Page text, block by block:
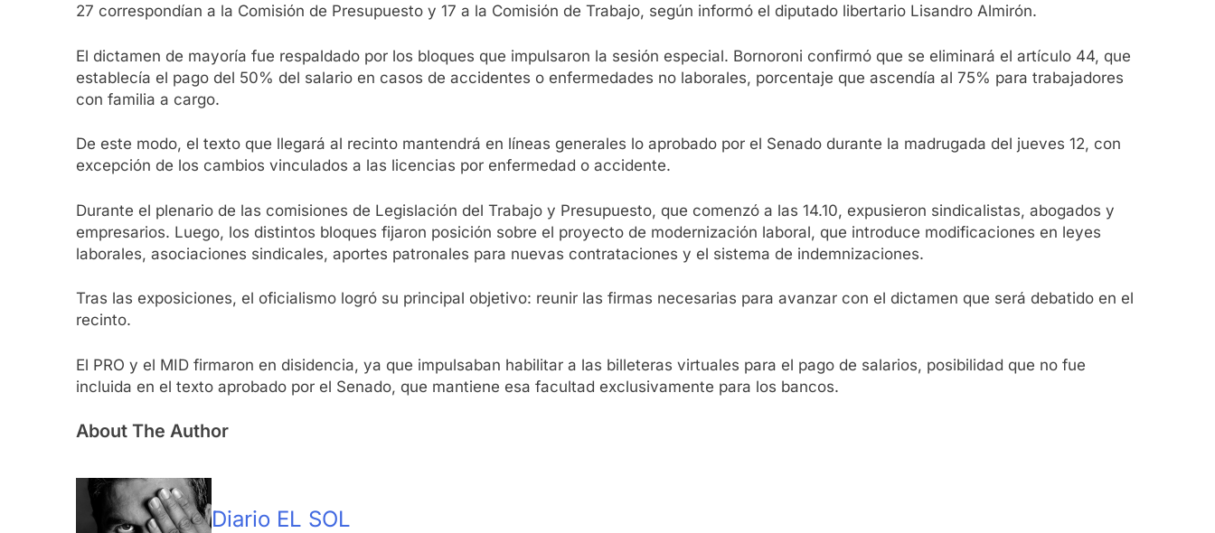
27 correspondían a la Comisión de Presupuesto y 17 a la Comisión de Trabajo, según informó el diputado libertario Lisandro Almirón.
El dictamen de mayoría fue respaldado por los bloques que impulsaron la sesión especial. Bornoroni confirmó que se eliminará el artículo 44, que
establecía el pago del 50% del salario en casos de accidentes o enfermedades no laborales, porcentaje que ascendía al 75% para trabajadores
con familia a cargo.
De este modo, el texto que llegará al recinto mantendrá en líneas generales lo aprobado por el Senado durante la madrugada del jueves 12, con
excepción de los cambios vinculados a las licencias por enfermedad o accidente.
Durante el plenario de las comisiones de Legislación del Trabajo y Presupuesto, que comenzó a las 14.10, expusieron sindicalistas, abogados y
empresarios. Luego, los distintos bloques fijaron posición sobre el proyecto de modernización laboral, que introduce modificaciones en leyes
laborales, asociaciones sindicales, aportes patronales para nuevas contrataciones y el sistema de indemnizaciones.
Tras las exposiciones, el oficialismo logró su principal objetivo: reunir las firmas necesarias para avanzar con el dictamen que será debatido en el
recinto.
El PRO y el MID firmaron en disidencia, ya que impulsaban habilitar a las billeteras virtuales para el pago de salarios, posibilidad que no fue
incluida en el texto aprobado por el Senado, que mantiene esa facultad exclusivamente para los bancos.
About The Author
Diario EL SOL